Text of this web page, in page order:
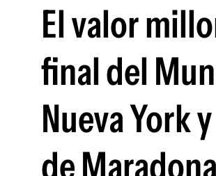
El valor
final del
Nueva York
de Maradona